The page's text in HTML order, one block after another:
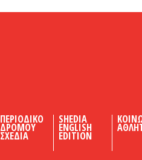
ΠΕΡΙΟΔΙΚΟ
ΔΡΟΜΟΥ
ΣΧΕΔΙΑ
SHEDIA
ENGLISH
EDITION